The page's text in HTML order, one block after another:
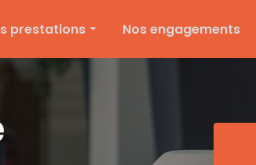
prestations
d'entreprise
et vitrification
Nos engagements